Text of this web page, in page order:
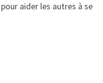
aider les autres à se